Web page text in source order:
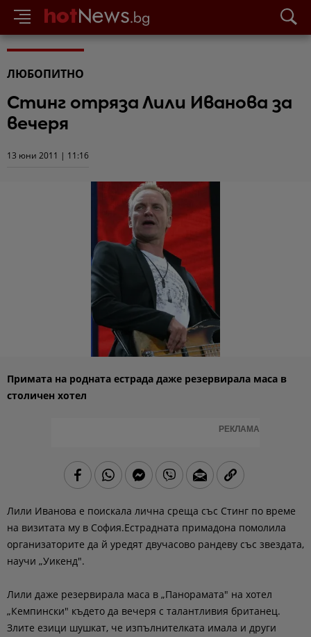
ЛЮБОПИТНО
Стинг отряза Лили Иванова за
вечеря
13 юни 2011 | 11:16
Примата на родната естрада даже резервирала маса в
столичен хотел
РЕКЛАМА
Лили Иванова е поискала лична среща със Стинг по време
на визитата му в София.Естрадната примадона помолила
организаторите да й уредят двучасово рандеву със звездата,
научи „Уикенд".
Лили даже резервирала маса в „Панорамата" на хотел
„Кемпински" където да вечеря с талантливия британец.
Злите езици шушкат, че изпълнителката имала и други